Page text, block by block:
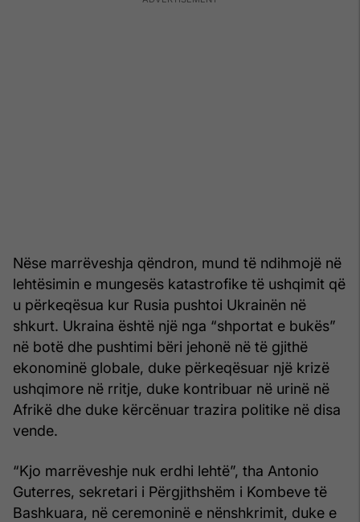
Nëse marrëveshja qëndron, mund të ndihmojë në
lehtësimin e mungesës katastrofike të ushqimit që
u përkeqësua kur Rusia pushtoi Ukrainën në
shkurt. Ukraina është një nga “shportat e bukës”
në botë dhe pushtimi bëri jehonë në të gjithë
ekonominë globale, duke përkeqësuar një krizë
ushqimore në rritje, duke kontribuar në urinë në
Afrikë dhe duke kërcënuar trazira politike në disa
vende.
“Kjo marrëveshje nuk erdhi lehtë”, tha Antonio
Guterres, sekretari i Përgjithshëm i Kombeve të
Bashkuara, në ceremoninë e nënshkrimit, duke e